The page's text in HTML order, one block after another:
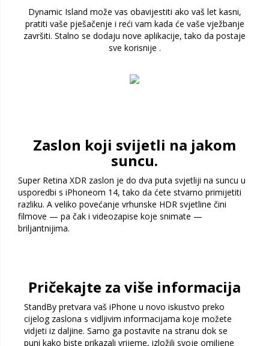
Dynamic Island može vas obavijestiti ako vaš let kasni,
pratiti vaše pješačenje i reći vam kada će vaše vježbanje
završiti. Stalno se dodaju nove aplikacije, tako da postaje
sve korisnije .
Zaslon koji svijetli na jakom
suncu.
Super Retina XDR zaslon je do dva puta svjetliji na suncu u
usporedbi s iPhoneom 14, tako da ćete stvarno primijetiti
razliku. A veliko povećanje vrhunske HDR svjetline čini
filmove — pa čak i videozapise koje snimate —
briljantnijima.
Pričekajte za više informacija
StandBy pretvara vaš iPhone u novo iskustvo preko
cijelog zaslona s vidljivim informacijama koje možete
vidjeti iz daljine. Samo ga postavite na stranu dok se
puni kako biste prikazali vrijeme, izložili svoje omiljene